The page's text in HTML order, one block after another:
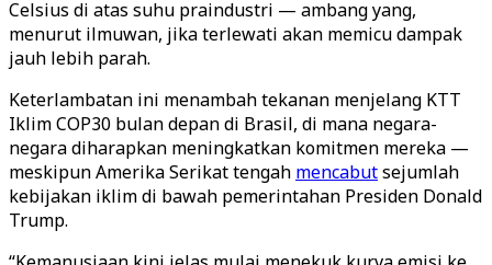
Celsius di atas suhu praindustri — ambang yang,
menurut ilmuwan, jika terlewati akan memicu dampak
jauh lebih parah.
Keterlambatan ini menambah tekanan menjelang KTT
Iklim COP30 bulan depan di Brasil, di mana negara-
negara diharapkan meningkatkan komitmen mereka —
meskipun Amerika Serikat tengah mencabutsejumlah
kebijakan iklim di bawah pemerintahan Presiden Donald
Trump.